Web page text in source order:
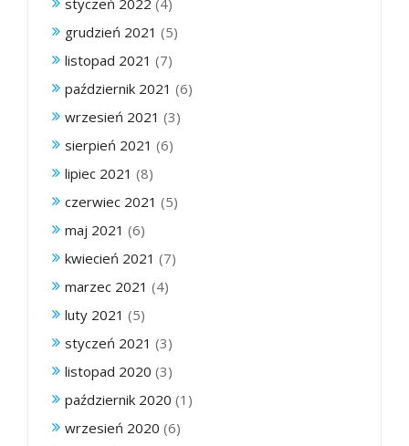
styczeń 2022 (4)
grudzień 2021 (5)
listopad 2021 (7)
październik 2021 (6)
wrzesień 2021 (3)
sierpień 2021 (6)
lipiec 2021 (8)
czerwiec 2021 (5)
maj 2021 (6)
kwiecień 2021 (7)
marzec 2021 (4)
luty 2021 (5)
styczeń 2021 (3)
listopad 2020 (3)
październik 2020 (1)
wrzesień 2020 (6)